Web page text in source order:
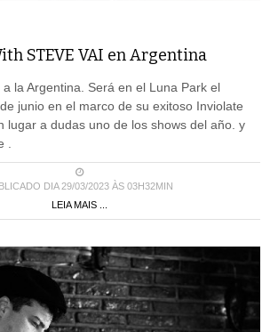
STEVE VAI en Argentina
a la Argentina. Será en el Luna Park el
junio en el marco de su exitoso Inviolate
lugar a dudas uno de los shows del año. y
DIA 29/03/2023 ÀS 03H32MIN
LEIA MAIS ...